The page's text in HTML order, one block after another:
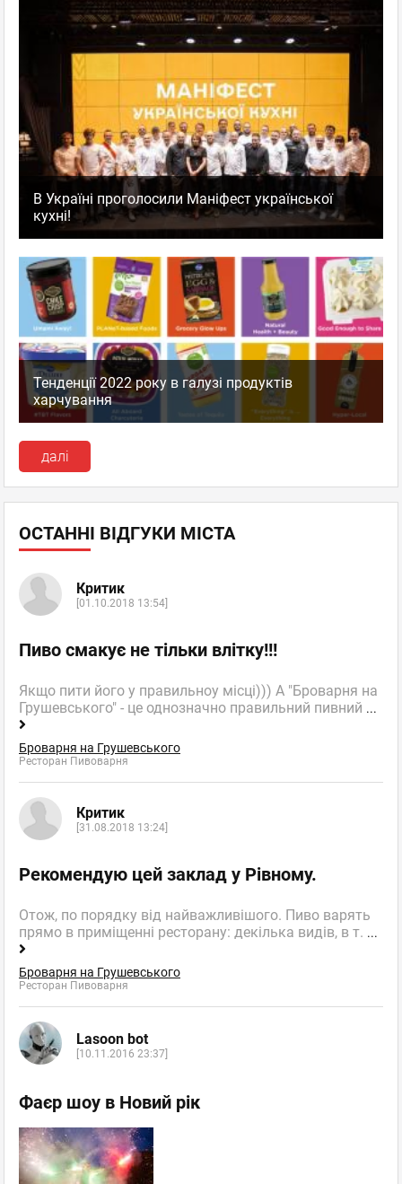
В Україні проголосили Маніфест української
кухні!
Тенденції 2022 року в галузі продуктів
харчування
далі
ОСТАННІ ВІДГУКИ МІСТА
Критик
[01.10.2018 13:54]
Пиво смакує не тільки влітку!!!
Якщо пити його у правильноу місці))) А "Броварня на
Грушевського" - це однозначно правильний пивний ...
Броварня на Грушевського
Ресторан Пивоварня
Критик
[31.08.2018 13:24]
Рекомендую цей заклад у Рівному.
Отож, по порядку від найважливішого. Пиво варять
прямо в приміщенні ресторану: декілька видів, в т. ...
Броварня на Грушевського
Ресторан Пивоварня
Lasoon bot
[10.11.2016 23:37]
Фаєр шоу в Новий рік